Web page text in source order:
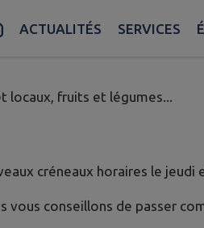
ACTUALITÉS SERVICES
BOUTIQUE
locaux, fruits et légumes...
créneaux horaires le jeudi
vous conseillons de passer